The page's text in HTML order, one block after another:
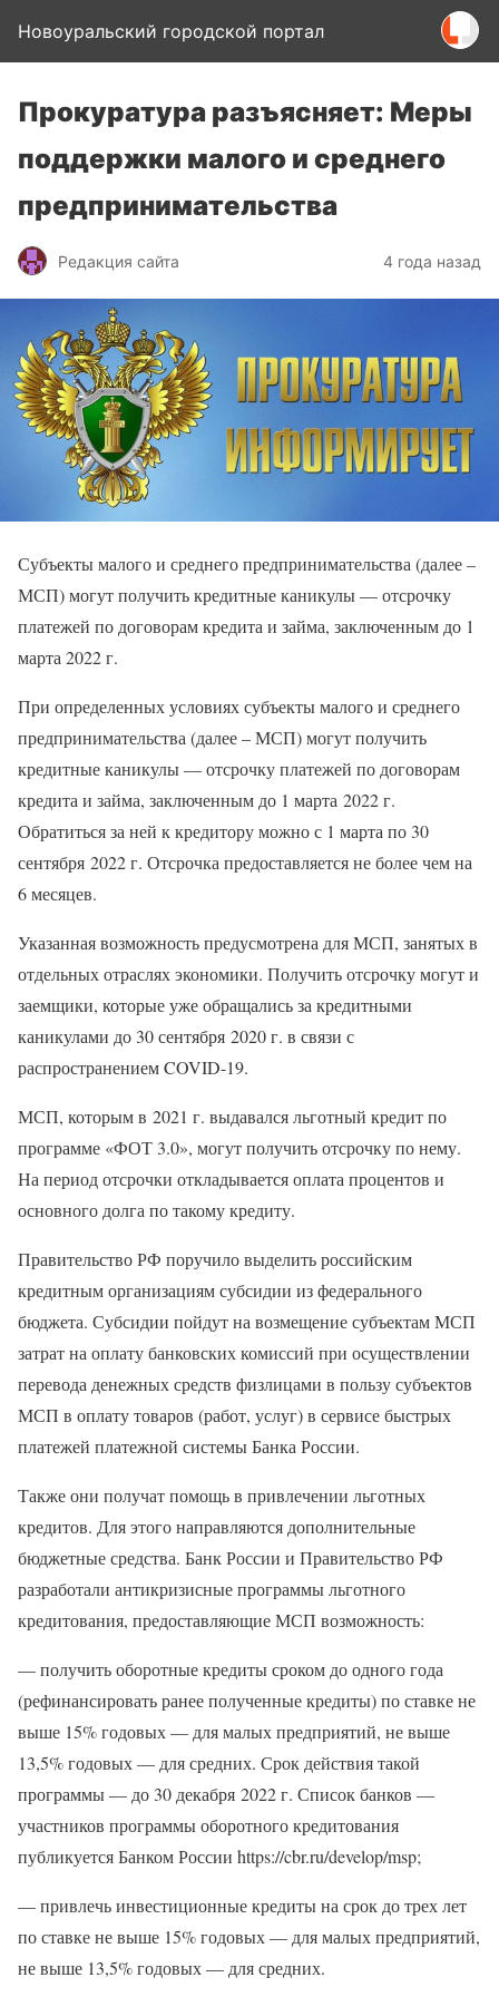
Новоуральский городской портал
Прокуратура разъясняет: Меры
поддержки малого и среднего
предпринимательства
Редакция сайта 4 года назад
Субъекты малого и среднего предпринимательства (далее –
МСП) могут получить кредитные каникулы — отсрочку
платежей по договорам кредита и займа, заключенным до 1
марта 2022 г.
При определенных условиях субъекты малого и среднего
предпринимательства (далее – МСП) могут получить
кредитные каникулы — отсрочку платежей по договорам
кредита и займа, заключенным до 1 марта 2022 г.
Обратиться за ней к кредитору можно с 1 марта по 30
сентября 2022 г. Отсрочка предоставляется не более чем на
6 месяцев.
Указанная возможность предусмотрена для МСП, занятых в
отдельных отраслях экономики. Получить отсрочку могут и
заемщики, которые уже обращались за кредитными
каникулами до 30 сентября 2020 г. в связи с
распространением COVID-19.
МСП, которым в 2021 г. выдавался льготный кредит по
программе «ФОТ 3.0», могут получить отсрочку по нему.
На период отсрочки откладывается оплата процентов и
основного долга по такому кредиту.
Правительство РФ поручило выделить российским
кредитным организациям субсидии из федерального
бюджета. Субсидии пойдут на возмещение субъектам МСП
затрат на оплату банковских комиссий при осуществлении
перевода денежных средств физлицами в пользу субъектов
МСП в оплату товаров (работ, услуг) в сервисе быстрых
платежей платежной системы Банка России.
Также они получат помощь в привлечении льготных
кредитов. Для этого направляются дополнительные
бюджетные средства. Банк России и Правительство РФ
разработали антикризисные программы льготного
кредитования, предоставляющие МСП возможность:
— получить оборотные кредиты сроком до одного года
(рефинансировать ранее полученные кредиты) по ставке не
выше 15% годовых — для малых предприятий, не выше
13,5% годовых — для средних. Срок действия такой
программы — до 30 декабря 2022 г. Список банков —
участников программы оборотного кредитования
публикуется Банком России https://cbr.ru/develop/msp;
— привлечь инвестиционные кредиты на срок до трех лет
по ставке не выше 15% годовых — для малых предприятий,
не выше 13,5% годовых — для средних.